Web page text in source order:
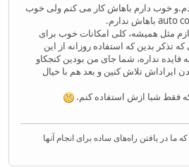
نصب کردم.و خوب دارم باهاش کار می کنم ولی خوب
مثل همیشه، کلی امکانات خوب برای
تذکر بدین که استفاده روزانه از این
نداره، شما جای من بودین کنجکاو
ایراداش تلاش کنین و بعد هم با خیال
فقط شبا ازش استفاده کنم.
ما در یافتن راه‌های ساده برای انجام آنها